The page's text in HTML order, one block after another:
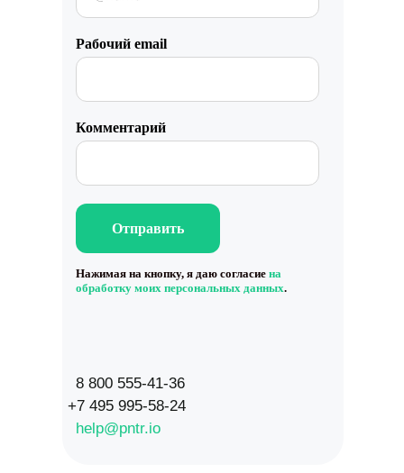
8 800 555-41-36
+7 495 995-58-24
help@pntr.io
Рабочий email
Комментарий
Отправить
Нажимая на кнопку, я даю согласие на
обработку моих персональных данных.
Работа с данными
Актуальность данных
Фантомы для поиска дубликатов
Фотографии
Анализ конкурентов
Мониторинг конкурентов